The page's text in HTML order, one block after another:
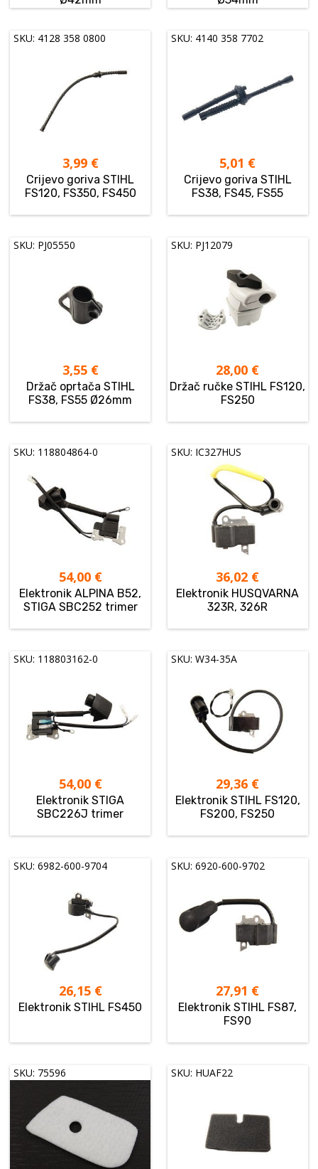
SKU: 4128 358 0800
3,99 €
Crijevo goriva STIHL
FS120, FS350, FS450
SKU: 4140 358 7702
5,01 €
Crijevo goriva STIHL
FS38, FS45, FS55
SKU: PJ05550
3,55 €
Držač oprtača STIHL
FS38, FS55 Ø26mm
SKU: PJ12079
28,00 €
Držač ručke STIHL FS120,
FS250
SKU: 118804864-0
54,00 €
Elektronik ALPINA B52,
STIGA SBC252 trimer
SKU: IC327HUS
36,02 €
Elektronik HUSQVARNA
323R, 326R
SKU: 118803162-0
54,00 €
Elektronik STIGA
SBC226J trimer
SKU: W34-35A
29,36 €
Elektronik STIHL FS120,
FS200, FS250
SKU: 6982-600-9704
26,15 €
Elektronik STIHL FS450
SKU: 6920-600-9702
27,91 €
Elektronik STIHL FS87,
FS90
SKU: 75596 SKU: HUAF22